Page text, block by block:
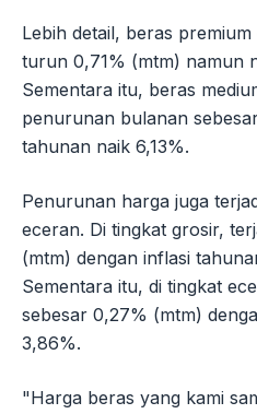
Lebih detail, beras
turun 0,71% (mtm) namun
Sementara itu, beras
penurunan bulanan
tahunan naik 6,13%.
Penurunan harga juga
eceran. Di tingkat grosir,
(mtm) dengan inflasi
Sementara itu, di tingkat
sebesar 0,27% (mtm)
3,86%.
"Harga beras yang kami